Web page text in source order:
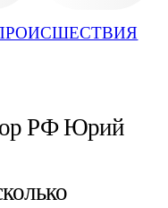
РФ Юрий